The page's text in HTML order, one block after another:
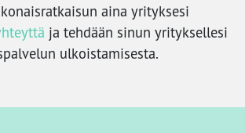
aina yrityksesi
ja tehdään sinun yrityksellesi
ulkoistamisesta.